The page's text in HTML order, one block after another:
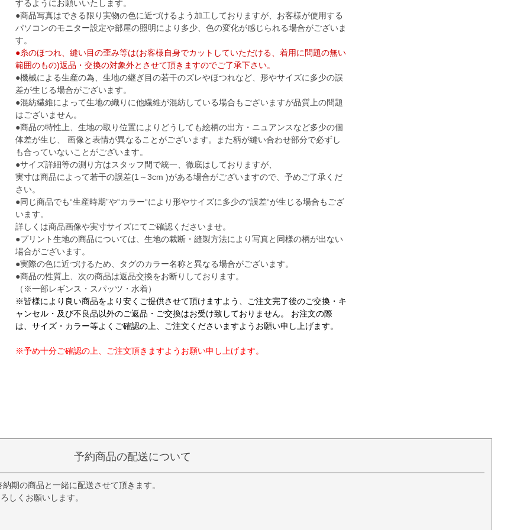
するようにお願いいたします。
●商品写真はできる限り実物の色に近づけるよう加工しておりますが、お客様が使用する
パソコンのモニター設定や部屋の照明により多少、色の変化が感じられる場合がございま
す。
●糸のほつれ、縫い目の歪み等は(お客様自身でカットしていただける、着用に問題の無い
範囲のもの)返品・交換の対象外とさせて頂きますのでご了承下さい。
●機械による生産の為、生地の継ぎ目の若干のズレやほつれなど、形やサイズに多少の誤
差が生じる場合がございます。
●混紡繊維によって生地の織りに他繊維が混紡している場合もございますが品質上の問題
はございません。
●商品の特性上、生地の取り位置によりどうしても絵柄の出方・ニュアンスなど多少の個
体差が生じ、 画像と表情が異なることがございます。また柄が縫い合わせ部分で必ずし
も合っていないことがございます。
●サイズ詳細等の測り方はスタッフ間で統一、徹底はしておりますが、
実寸は商品によって若干の誤差(1～3cm )がある場合がございますので、予めご了承くだ
さい。
●同じ商品でも“生産時期”や“カラー“により形やサイズに多少の“誤差“が生じる場合もござ
います。
詳しくは商品画像や実寸サイズにてご確認くださいませ。
●プリント生地の商品については、生地の裁断・縫製方法により写真と同様の柄が出ない
場合がございます。
●実際の色に近づけるため、タグのカラー名称と異なる場合がございます。
●商品の性質上、次の商品は返品交換をお断りしております。
（※一部レギンス・スパッツ・水着）
※皆様により良い商品をより安くご提供させて頂けますよう、ご注文完了後のご交換・キ
ャンセル・及び不良品以外のご返品・ご交換はお受け致しておりません。 お注文の際
は、サイズ・カラー等よくご確認の上、ご注文くださいますようお願い申し上げます。
※予め十分ご確認の上、ご注文頂きますようお願い申し上げます。
予約商品の配送について
期の商品と一緒に配送させて頂きます。
しくお願いします。